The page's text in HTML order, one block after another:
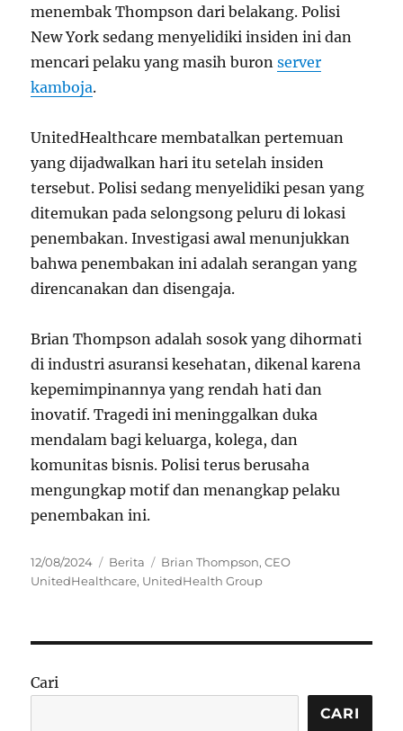
menembak Thompson dari belakang. Polisi
New York sedang menyelidiki insiden ini dan
mencari pelaku yang masih buronserver
kamboja.
UnitedHealthcare membatalkan pertemuan
yang dijadwalkan hari itu setelah insiden
tersebut. Polisi sedang menyelidiki pesan yang
ditemukan pada selongsong peluru di lokasi
penembakan. Investigasi awal menunjukkan
bahwa penembakan ini adalah serangan yang
direncanakan dan disengaja.
Brian Thompson adalah sosok yang dihormati
di industri asuransi kesehatan, dikenal karena
kepemimpinannya yang rendah hati dan
inovatif. Tragedi ini meninggalkan duka
mendalam bagi keluarga, kolega, dan
komunitas bisnis. Polisi terus berusaha
mengungkap motif dan menangkap pelaku
penembakan ini.
Posted
on
12/08/2024 Categories
Berita Tags
Brian Thompson,CEO
UnitedHealthcare, UnitedHealth Group
Cari
CARI